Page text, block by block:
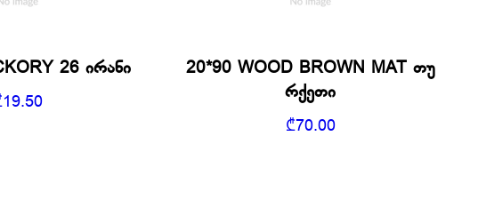
26 ირანი
19.50
20*90 WOOD BROWN MAT თუ
რქეთი
₾70.00